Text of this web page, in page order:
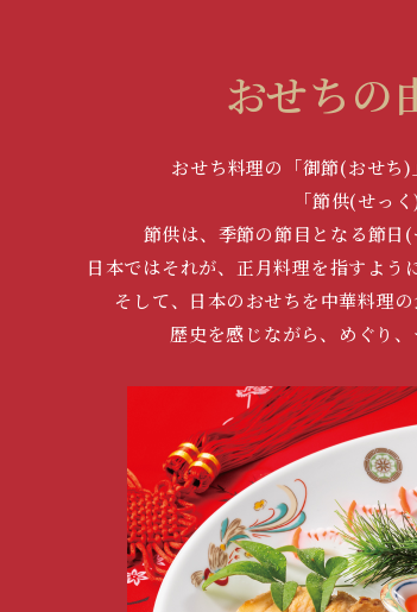
おせちの
おせち料理の「御節(おせち
「節供(せっ
節供は、季節の節目となる節日
日本ではそれが、正月料理を指すよう
そして、日本のおせちを中華料理
歴史を感じながら、めぐり